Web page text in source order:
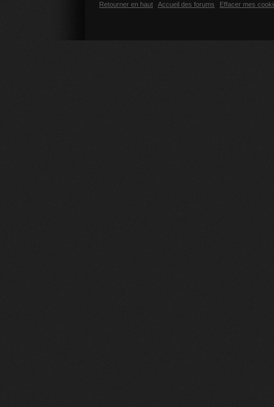
Retourner en haut Accueil des forums Effacer mes